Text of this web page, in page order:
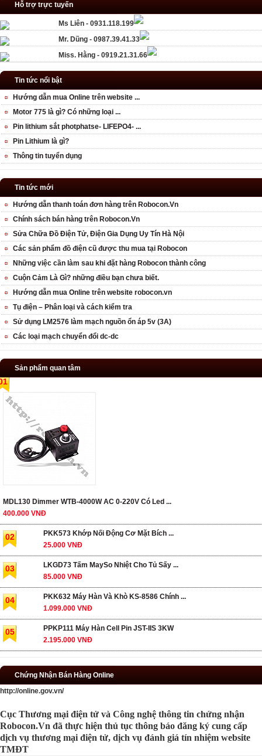
Hỗ trợ trực tuyến
Ms Liên - 0931.118.199
Mr. Dũng - 0987.39.41.33
Miss. Hằng - 0919.21.31.66
Tin tức nổi bật
Hướng dẫn mua Online trên website ...
Motor 775 là gì? Có những loại ...
Pin lithium sắt photphatse- LIFEPO4- ...
Pin Lithium là gì?
Thông tin tuyển dụng
Tin tức mới
Hướng dẫn thanh toán đơn hàng trên Robocon.Vn
Chính sách bán hàng trên Robocon.Vn
Sửa Chữa Đồ Điện Tử, Điện Gia Dụng Uy Tín Hà Nội
Các sản phẩm đồ điện cũ được thu mua tại Robocon
Những việc cần làm sau khi đặt hàng Robocon thành công
Cuộn Cảm Là Gì? những điều bạn chưa biết.
Hướng dẫn mua Online trên website robocon.vn
Tụ điện – Phân loại và cách kiểm tra
Sử dụng LM2576 làm mạch nguồn ổn áp 5v (3A)
Các loại mạch chuyển đổi dc-dc
Sản phẩm quan tâm
MDL130 Dimmer WTB-4000W AC 0-220V Có Led ...
400.000 VNĐ
02
PKK573 Khớp Nối Động Cơ Mặt Bích ...
25.000 VNĐ
03
LKGD73 Tấm MaySo Nhiệt Cho Tủ Sấy ...
85.000 VNĐ
04
PKK632 Máy Hàn Và Khò KS-8586 Chính ...
1.099.000 VNĐ
05
PPKP111 Máy Hàn Cell Pin JST-IIS 3KW
2.195.000 VNĐ
Chứng Nhận Bán Hàng Online
http://online.gov.vn/
Cục Thương mại điện tử và Công nghệ thông tin chứng nhận
Robocon.Vn đã thực hiện thủ tục thông báo đăng ký cung cấp
dịch vụ thương mại điện tử, dịch vụ đánh giá tín nhiệm website
TMĐT